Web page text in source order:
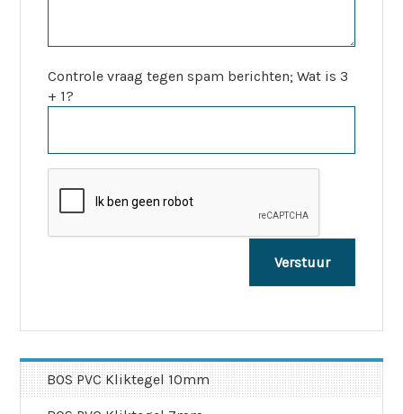
Controle vraag tegen spam berichten; Wat is 3
+ 1?
BOS PVC Kliktegel 10mm